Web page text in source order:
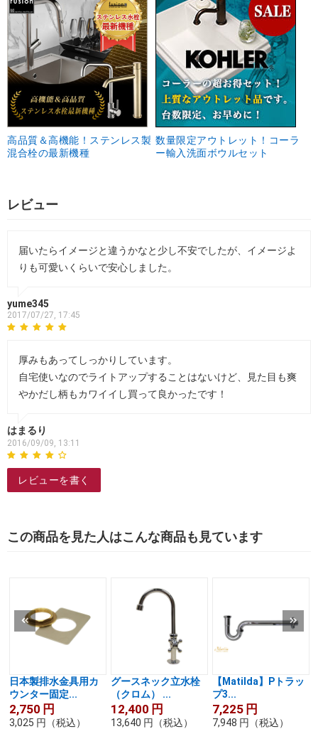
高品質＆高機能！ステンレス製
混合栓の最新機種
数量限定アウトレット！コーラ
ー輸入洗面ボウルセット
レビュー
届いたらイメージと違うかなと少し不安でしたが、イメージよ
りも可愛いくらいで安心しました。
yume345
2017/07/27, 17:45
厚みもあってしっかりしています。
自宅使いなのでライトアップすることはないけど、見た目も爽
やかだし柄もカワイイし買って良かったです！
はまるり
2016/09/09, 13:11
レビューを書く
この商品を見た人はこんな商品も見ています
日本製排水金具用カ
ウンター固定...
2,750 円
3,025 円 （税込）
グースネック立水栓
（クロム） ...
12,400 円
13,640 円 （税込）
【Matilda】Pトラッ
プ3...
7,225 円
7,948 円 （税込）